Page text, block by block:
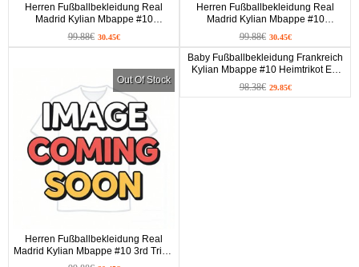
Herren Fußballbekleidung Real
Madrid Kylian Mbappe #10
Heimtrikot 2026-27 Kurzarm
99.88€ 30.45€
Herren Fußballbekleidung Real
Madrid Kylian Mbappe #10
Auswärtstrikot 2026-27 Kurzarm
99.88€ 30.45€
Out Of Stock
Herren Fußballbekleidung Real
Madrid Kylian Mbappe #10 3rd Trikot
2026-27 Kurzarm
Baby Fußballbekleidung Frankreich
Kylian Mbappe #10 Heimtrikot EM
2024 Kurzarm (+ kurze hosen)
98.38€ 29.85€